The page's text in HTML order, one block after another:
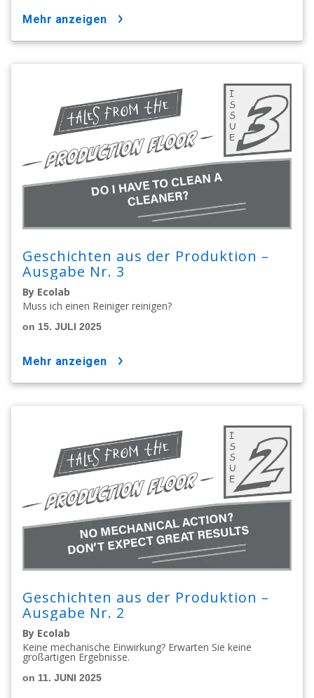
mehr anzeigen
Geschichten aus der Produktion –
Ausgabe Nr. 3
By Ecolab
Muss ich einen Reiniger reinigen?
on 15. JULI 2025
mehr anzeigen
Geschichten aus der Produktion –
Ausgabe Nr. 2
By Ecolab
Keine mechanische Einwirkung? Erwarten Sie keine
großartigen Ergebnisse.
on 11. JUNI 2025